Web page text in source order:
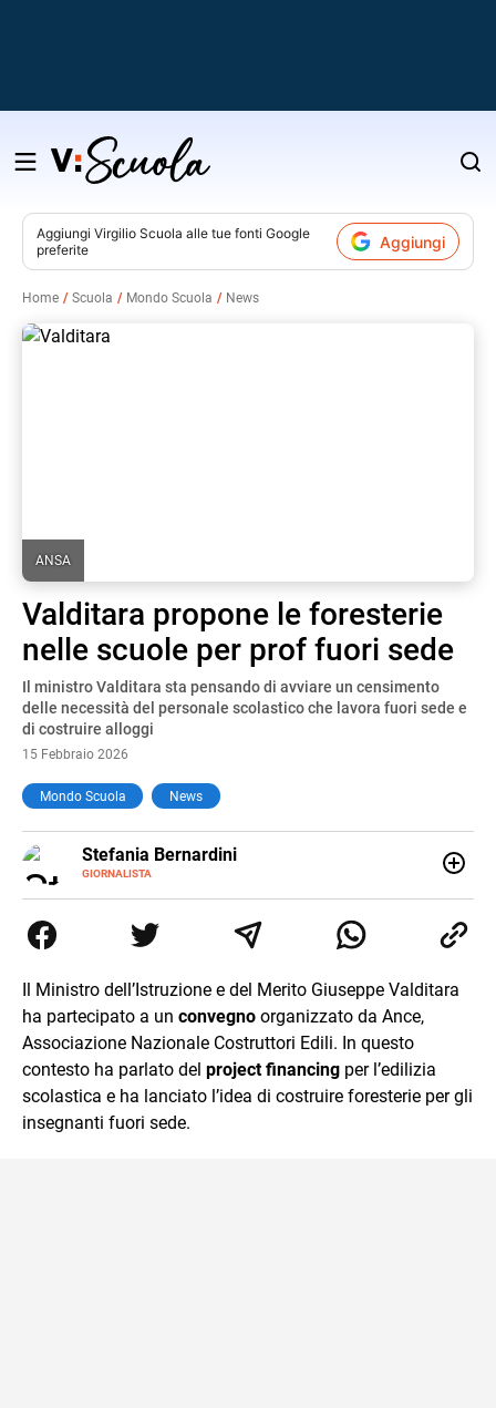
Salta
contenuto
Aggiungi Virgilio Scuola alle tue fonti Google
preferite
Aggiungi
Home Scuola Mondo Scuola News
ANSA
Valditara propone le foresterie
nelle scuole per prof fuori sede
Il ministro Valditara sta pensando di avviare un censimento
delle necessità del personale scolastico che lavora fuori sede e
di costruire alloggi
15 Febbraio 2026
Mondo Scuola News
Stefania Bernardini
GIORNALISTA
E-
MAIL
Tv di cronaca, politica, scuola, economia e spettacolo. Ha
esperienze nella redazione di testate giornalistiche online
Il Ministro dell’Istruzione e del Merito Giuseppe Valditara
ha partecipato a un convegno organizzato da Ance,
Associazione Nazionale Costruttori Edili. In questo
contesto ha parlato del project financing per l’edilizia
scolastica e ha lanciato l’idea di costruire foresterie per gli
insegnanti fuori sede.